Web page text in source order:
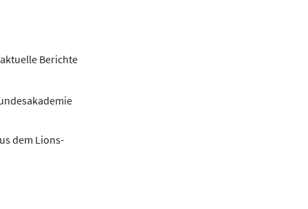
Berichte
dem Lions-